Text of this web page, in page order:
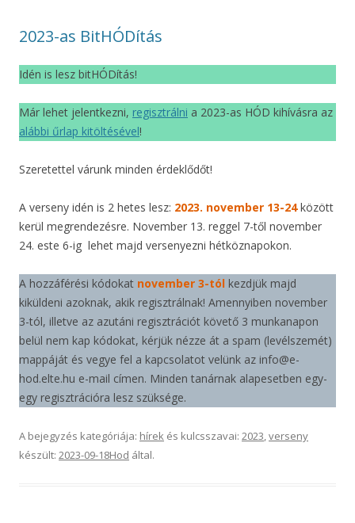
2023-as BitHÓDítás
Idén is lesz bitHÓDítás!
Már lehet jelentkezni, regisztrálni a 2023-as HÓD kihívásra az
alábbi űrlap kitöltésével!
Szeretettel várunk minden érdeklődőt!
A verseny idén is 2 hetes lesz: 2023. november 13-24között
kerül megrendezésre. November 13. reggel 7-től november
24. este 6-ig lehet majd versenyezni hétköznapokon.
A hozzáférési kódokat november 3-tól kezdjük majd
kiküldeni azoknak, akik regisztrálnak! Amennyiben november
3-tól, illetve az azutáni regisztrációt követő 3 munkanapon
belül nem kap kódokat, kérjük nézze át a spam (levélszemét)
mappáját és vegye fel a kapcsolatot velünk az info@e-
hod.elte.hu e-mail címen. Minden tanárnak alapesetben egy-
egy regisztrációra lesz szüksége.
A bejegyzés kategóriája: hírek és kulcsszavai: 2023,verseny
készült: 2023-09-18Hod által.